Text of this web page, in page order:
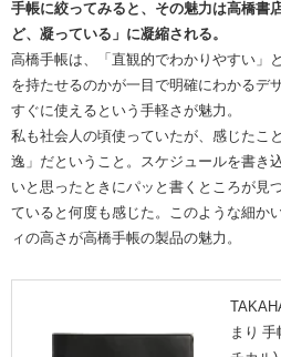
手帳に絞ってみると、その魅力は高橋書
ど、凝っている」に凝縮される。
高橋手帳は、「直観的でわかりやすい」
を持たせるのかが一目で明確にわかるデ
すぐに使えるという手軽さが魅力。
私も社会人の頃使っていたが、感じたこ
逸」だということ。スケジュールを書き
いと思ったときにパッと書くところが見
ていると何度も感じた。
このような細か
ィの高さが高橋手帳の製品の魅力。
まり